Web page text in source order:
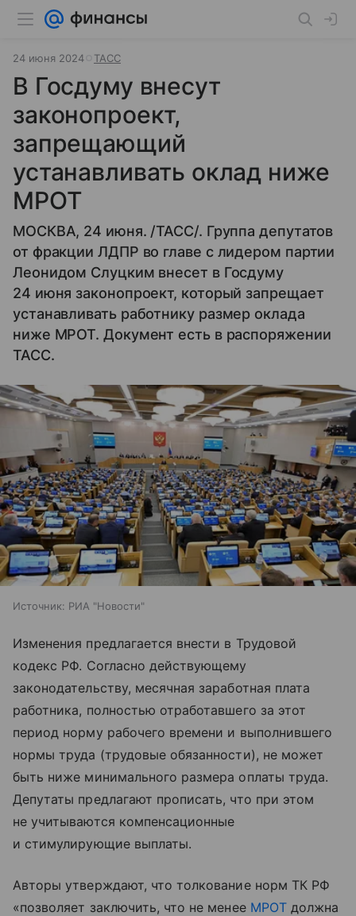
24 июня 2024 ТАСС
В Госдуму внесут
законопроект,
запрещающий
устанавливать оклад ниже
МРОТ
МОСКВА, 24 июня. /ТАСС/. Группа депутатов
от фракции ЛДПР во главе с лидером партии
Леонидом Слуцким внесет в Госдуму
24 июня законопроект, который запрещает
устанавливать работнику размер оклада
ниже МРОТ. Документ есть в распоряжении
ТАСС.
Источник: РИА "Новости"
Изменения предлагается внести в Трудовой
кодекс РФ. Согласно действующему
законодательству, месячная заработная плата
работника, полностью отработавшего за этот
период норму рабочего времени и выполнившего
нормы труда (трудовые обязанности), не может
быть ниже минимального размера оплаты труда.
Депутаты предлагают прописать, что при этом
не учитываются компенсационные
и стимулирующие выплаты.
Авторы утверждают, что толкование норм ТК РФ
«позволяет заключить, что не менее МРОТдолжна